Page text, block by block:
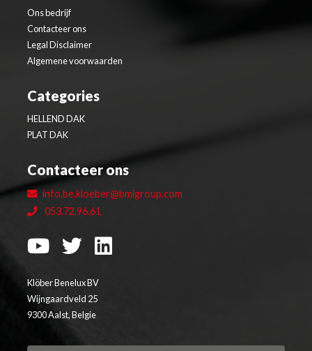
Ons bedrijf
Contacteer ons
Legal Disclaimer
Algemene voorwaarden
Categories
HELLEND DAK
PLAT DAK
Contacteer ons
info.be.kloeber@bmigroup.com
053.72.96.61
Klöber Benelux BV
Wijngaardveld 25
9300 Aalst, Belgie